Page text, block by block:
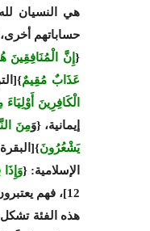
هي النسيان
حساباتهم
{
عَذَابٌ مُقِيمٌ}[التوبة: 67-68]، ينحرفون في الولاء،
الْكَافِرِينَ
إيمانية، {وَ
يَشْعُرُونَ
الإسلامية: {وَإِذَا
12]، فهم يعتبرون أنفسهم مصلحون وحزب إصلاح، ولكنهم كما قال عنهم: {
هذه الفئة تشكل